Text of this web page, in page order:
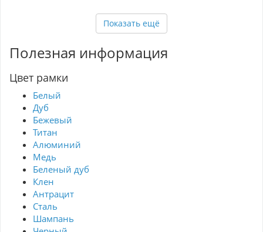
Устойчивость к повреждениям и коррозии -
Простота установки и замены модулей Рамка
ЭРА Elegance станет отличным выбором для
пространства в вашем доме или офисе.
Показать ещё
Полезная информация
Цвет рамки
Белый
Дуб
Бежевый
Титан
Алюминий
Медь
Беленый дуб
Клен
Антрацит
Сталь
Шампань